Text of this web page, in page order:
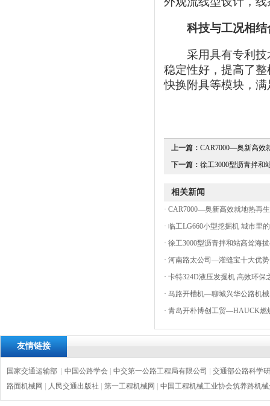
科技与工况相结
采用具有专利
稳定性好，提高了
快换附具等模块，
上一篇： CAR7000—奥新高效
下一篇： 徐工3000型沥青拌和
相关新闻
· CAR7000—奥新高效就地热再
· 临工LG660小型挖掘机 城市里
· 徐工3000型沥青拌和站高耸海
· 河南路太公司—灌缝宝十大优势
· 卡特324D液压发掘机 高效环保
· 马路开槽机—聊城兴华公路机械
· 青岛开朴博创工贸—HAUCK燃
友情链接
国家交通运输部 中国公路学会 中交第一公路工程局有限公司
交通部公路科学
路面机械网
人民交通出版社 第一工程机械网 中国工程机械工业协会筑养路机